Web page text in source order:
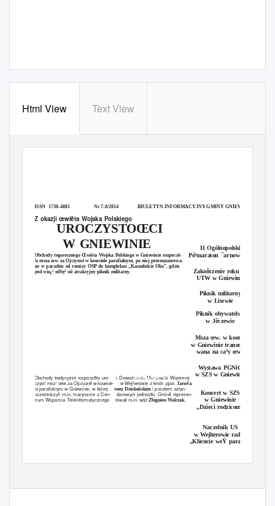
Html View Text View
ISSN 1730-4881 Nr 7-8/2014 BIULETYN INFORMACYJNY GMINY GNIEWINO
Z okazji œwiêta Wojska Polskiego
UROCZYSTOŒCI
W GNIEWINIE
II Ogólnopolski
Pó³maraton ¯arnowiecki
Obchody tegorocznego Œwiêta Wojska Polskiego w Gniewinie rozpoczê-
³a msza œw. za Ojczyznê w koœciele parafialnym, po niej przemaszerowa-
no w paradzie od remizy OSP do kompleksu „Kaszubskie Oko”, gdzie
pod wie¿¹ odby³ siê atrakcyjny piknik militarny. Zakoñczenie roku na
UTW w Gniewinie
Piknik militarny
w Lisewie
Piknik obywatelski
w Jêczewie
Msza œw. w koœciele
w Gniewinie transmito-
wana na ca³y œwiat
Wystawa PGNiG
w SZS w Gniewinie
Obchody tradycyjnie rozpoczêto uro- i Dowodzenia Marynarki Wojennej
cd na str. 2
czyst¹ msz¹ œw. za Ojczyznê w koœcie- w Wejherowie z kmdr. ppor.Jaros³a-
le parafialnym w Gniewinie, w której wem Dziekoñskim i pocztem sztan-
uczestniczyli m.in. marynarze z Cen-
darowym jednostki. Gminê reprezen-
trum Wsparcia Teleinformatycznego
towali m.in. wójt Zbigniew Walczak
Koncert w SZS
w Gniewinie
„Dzieci rodzicom”
Naczelnik US
w Wejherowie radzi:
„Kliencie weŸ paragon”